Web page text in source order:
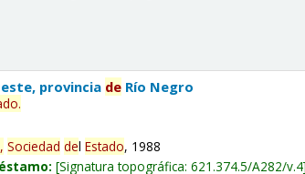
provincia de Río Negro
.
Sociedad delEstado, 1988
Signatura topográfica:621.374.5/A282/v.4